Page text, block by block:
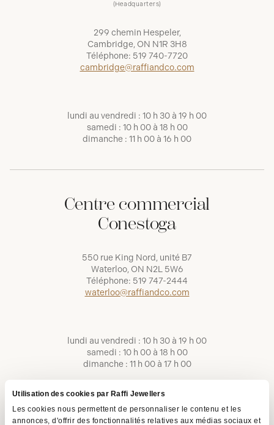
Utilisation des cookies par Raffi Jewellers
Les cookies nous permettent de personnaliser le contenu et les
annonces, d'offrir des fonctionnalités relatives aux médias sociaux et
(Headquarters)
299 chemin Hespeler,
Cambridge, ON N1R 3H8
Téléphone: 519 740-7720
cambridge@raffiandco.com
lundi au vendredi : 10 h 30 à 19 h 00
samedi : 10 h 00 à 18 h 00
dimanche : 11 h 00 à 16 h 00
Centre commercial
Conestoga
550 rue King Nord, unité B7
Waterloo, ON N2L 5W6
Téléphone: 519 747-2444
waterloo@raffiandco.com
lundi au vendredi : 10 h 30 à 19 h 00
samedi : 10 h 00 à 18 h 00
dimanche : 11 h 00 à 17 h 00